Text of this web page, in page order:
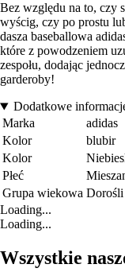
Bez względu na to, czy
wyścig, czy po prostu
dasza baseballowa
które z powodzeniem
zespołu, dodając
garderoby!
Dodatkowe
Marka
adidas
Kolor
blubir
Kolor
Płeć
Grupa wiekowa Dorośli
Loading...
Loading...
Wszystkie